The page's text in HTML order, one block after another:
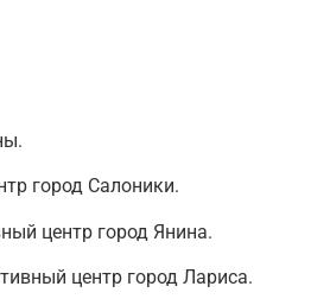
город Салоники.
центр город Янина.
центр город Лариса.